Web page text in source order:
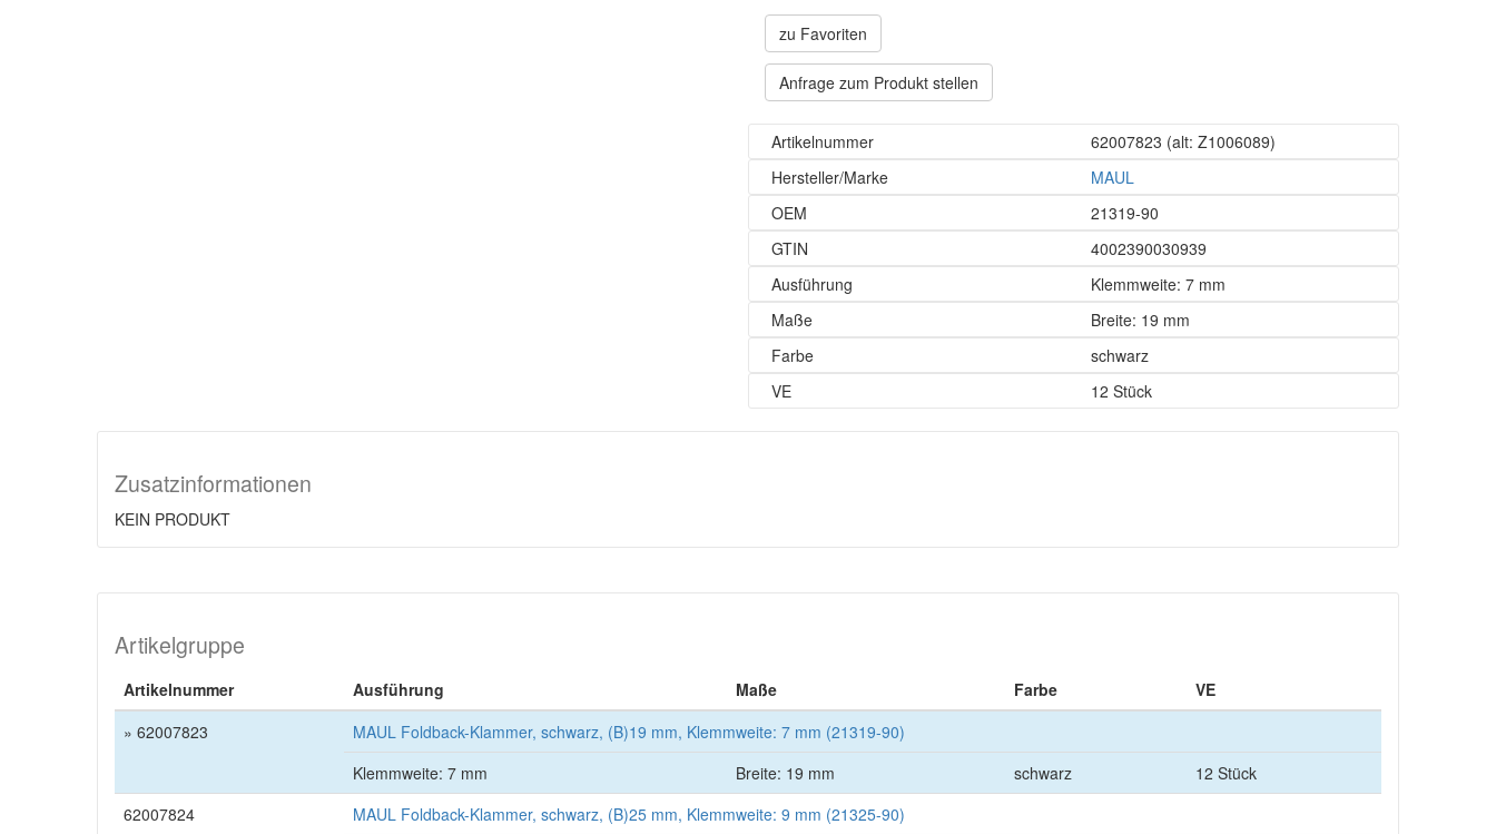
zu Favoriten
Anfrage zum Produkt stellen
Artikelnummer 62007823 (alt: Z1006089)
Hersteller/Marke
MAUL
OEM
21319-90
GTIN
4002390030939
Ausführung
Klemmweite: 7 mm
Maße
Breite: 19 mm
Farbe
schwarz
VE
12 Stück
Zusatzinformationen
KEIN PRODUKT
Artikelgruppe
Artikelnummer Ausführung Maße Farbe
VE
» 62007823
MAUL Foldback-Klammer, schwarz, (B)19 mm, Klemmweite: 7 mm (21319-90)
Klemmweite: 7 mm
Breite: 19 mm schwarz
12 Stück
62007824
MAUL Foldback-Klammer, schwarz, (B)25 mm, Klemmweite: 9 mm (21325-90)